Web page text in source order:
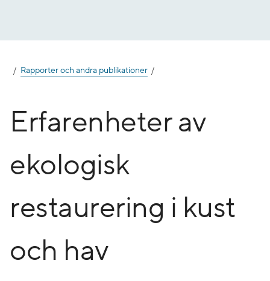
Rapporter och andra publikationer
Erfarenheter av
ekologisk
restaurering i kust
och hav